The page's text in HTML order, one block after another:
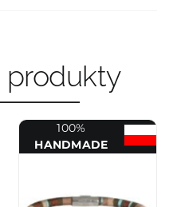
produkty
100%
HANDMADE